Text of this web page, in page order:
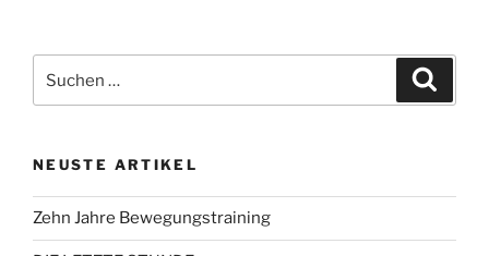
nach:
NEUSTE ARTIKEL
Zehn Jahre Bewegungstraining